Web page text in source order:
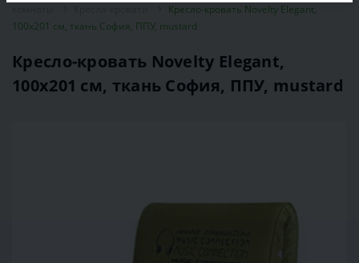
Кресло-кровать Novelty Elegant,
100х201 см, ткань София, ППУ, mustard
Кресло-кровать Novelty Elegant,
100х201 см, ткань София, ППУ, mustard